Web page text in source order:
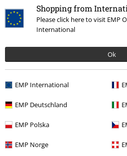
Shopping from
Please click here to visit EMP
International
Ok
EMP International
EMP Deutschland
EMP Polska
EMP Norge
Algemene maat info
Annuleer mijn BSC-lidmaatschap
Betaalmethodes
Overige acties